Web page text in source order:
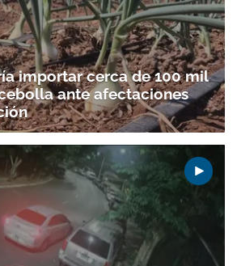
importar cerca de 100 mil
ante afectaciones